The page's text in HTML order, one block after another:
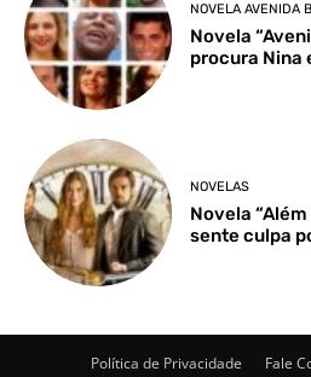
NOVELA AVENIDA
Novela
procura Nina
NOVELAS
Novela
sente culpa
Política de Privacidade Fale